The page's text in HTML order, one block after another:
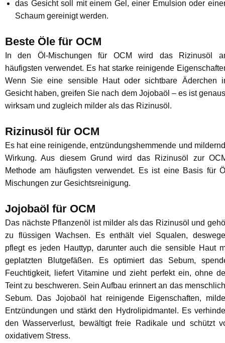
das Gesicht soll mit einem Gel, einer Emulsion oder
Schaum gereinigt werden.
Beste Öle für OCM
In den Öl-Mischungen für OCM wird das Rizinusöl
häufigsten verwendet. Es hat starke reinigende
Wenn Sie eine sensible Haut oder sichtbare Äderchen
Gesicht haben, greifen Sie nach dem Jojobaöl – es ist
wirksam und zugleich milder als das Rizinusöl.
Rizinusöl für OCM
Es hat eine reinigende, entzündungshemmende und
Wirkung. Aus diesem Grund wird das Rizinusöl zur
Methode am häufigsten verwendet. Es ist eine Basis für
Mischungen zur Gesichtsreinigung.
Jojobaöl für OCM
Das nächste Pflanzenöl ist milder als das Rizinusöl und
zu flüssigen Wachsen. Es enthält viel Squalen,
pflegt es jeden Hauttyp, darunter auch die sensible Haut
geplatzten Blutgefäßen. Es optimiert das Sebum,
Feuchtigkeit, liefert Vitamine und zieht perfekt ein, ohne
Teint zu beschweren. Sein Aufbau erinnert an das
Sebum. Das Jojobaöl hat reinigende Eigenschaften,
Entzündungen und stärkt den Hydrolipidmantel. Es
den Wasserverlust, bewältigt freie Radikale und schützt
oxidativem Stress.